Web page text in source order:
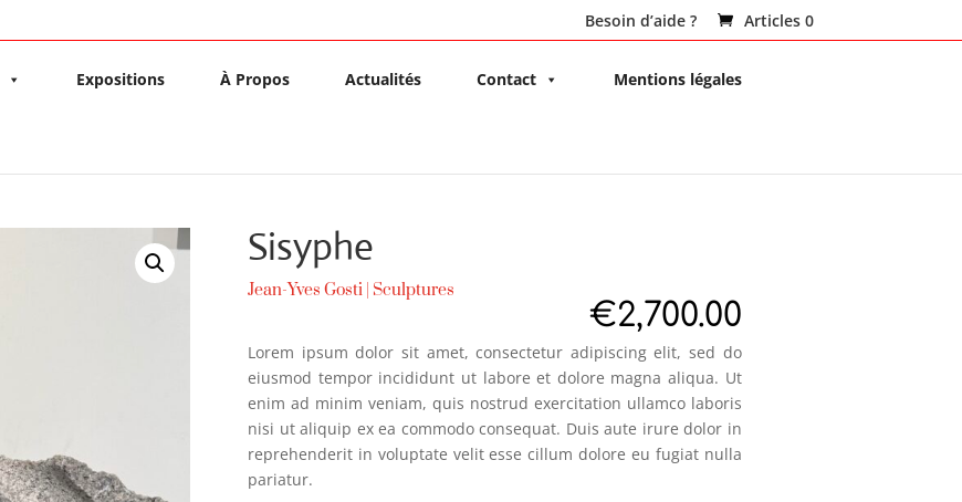
Besoin d’aide ? Articles 0
Expositions À Propos Actualités Contact Mentions légales
Sisyphe
Jean-Yves Gosti| Sculptures
€2,700.00
Lorem ipsum dolor sit amet, consectetur adipiscing elit, sed do
eiusmod tempor incididunt ut labore et dolore magna aliqua. Ut
enim ad minim veniam, quis nostrud exercitation ullamco laboris
nisi ut aliquip ex ea commodo consequat. Duis aute irure dolor in
reprehenderit in voluptate velit esse cillum dolore eu fugiat nulla
pariatur.